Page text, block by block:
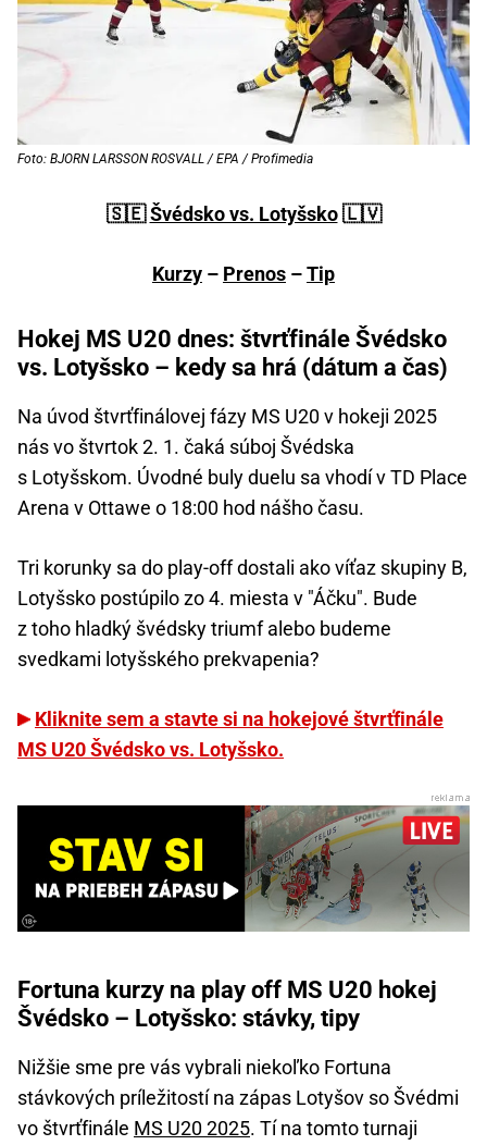
Foto: BJORN LARSSON ROSVALL / EPA / Profimedia
🇸🇪Švédsko vs. Lotyšsko🇱🇻
Kurzy – Prenos –Tip
Hokej MS U20 dnes: štvrťfinále Švédsko
vs. Lotyšsko – kedy sa hrá (dátum a čas)
Na úvod štvrťfinálovej fázy MS U20 v hokeji 2025
nás vo štvrtok 2. 1. čaká súboj Švédska
s Lotyšskom. Úvodné buly duelu sa vhodí v TD Place
Arena v Ottawe o 18:00 hod nášho času.
Tri korunky sa do play-off dostali ako víťaz skupiny B,
Lotyšsko postúpilo zo 4. miesta v "Áčku". Bude
z toho hladký švédsky triumf alebo budeme
svedkami lotyšského prekvapenia?
Kliknite sem a stavte si na hokejové štvrťfinále
MS U20 Švédsko vs. Lotyšsko.
Fortuna kurzy na play off MS U20 hokej
Švédsko – Lotyšsko: stávky, tipy
Nižšie sme pre vás vybrali niekoľko Fortuna
stávkových príležitostí na zápas Lotyšov so Švédmi
vo štvrťfinále MS U20 2025. Tí na tomto turnaji